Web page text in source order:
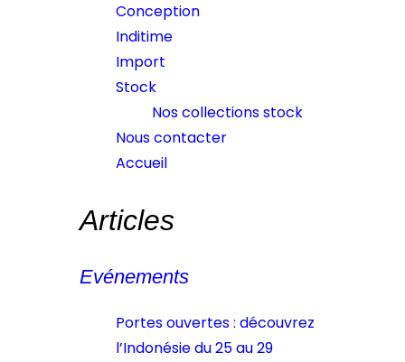
Conception
Inditime
Import
Stock
Nos collections stock
Nous contacter
Accueil
Articles
Evénements
Portes ouvertes : découvrez
l’Indonésie du 25 au 29